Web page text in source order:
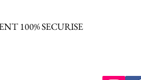
100% SECURISE